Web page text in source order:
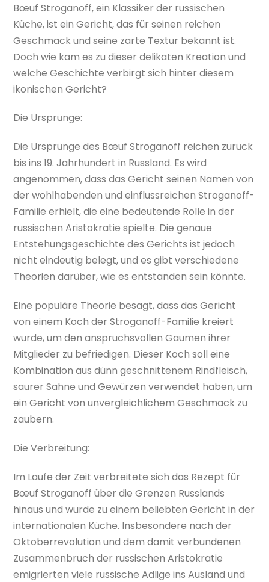
Bœuf Stroganoff, ein Klassiker der russischen
Küche, ist ein Gericht, das für seinen reichen
Geschmack und seine zarte Textur bekannt ist.
Doch wie kam es zu dieser delikaten Kreation und
welche Geschichte verbirgt sich hinter diesem
ikonischen Gericht?
Die Ursprünge:
Die Ursprünge des Bœuf Stroganoff reichen zurück
bis ins 19. Jahrhundert in Russland. Es wird
angenommen, dass das Gericht seinen Namen von
der wohlhabenden und einflussreichen Stroganoff-
Familie erhielt, die eine bedeutende Rolle in der
russischen Aristokratie spielte. Die genaue
Entstehungsgeschichte des Gerichts ist jedoch
nicht eindeutig belegt, und es gibt verschiedene
Theorien darüber, wie es entstanden sein könnte.
Eine populäre Theorie besagt, dass das Gericht
von einem Koch der Stroganoff-Familie kreiert
wurde, um den anspruchsvollen Gaumen ihrer
Mitglieder zu befriedigen. Dieser Koch soll eine
Kombination aus dünn geschnittenem Rindfleisch,
saurer Sahne und Gewürzen verwendet haben, um
ein Gericht von unvergleichlichem Geschmack zu
zaubern.
Die Verbreitung:
Im Laufe der Zeit verbreitete sich das Rezept für
Bœuf Stroganoff über die Grenzen Russlands
hinaus und wurde zu einem beliebten Gericht in der
internationalen Küche. Insbesondere nach der
Oktoberrevolution und dem damit verbundenen
Zusammenbruch der russischen Aristokratie
emigrierten viele russische Adlige ins Ausland und